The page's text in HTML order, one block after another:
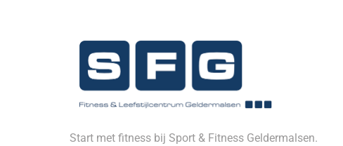
Start met fitness bij Sport & Fitness Geldermalsen.